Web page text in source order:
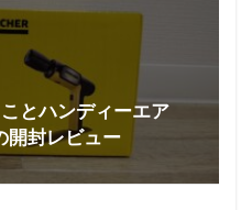
とハンディーエア
開封レビュー